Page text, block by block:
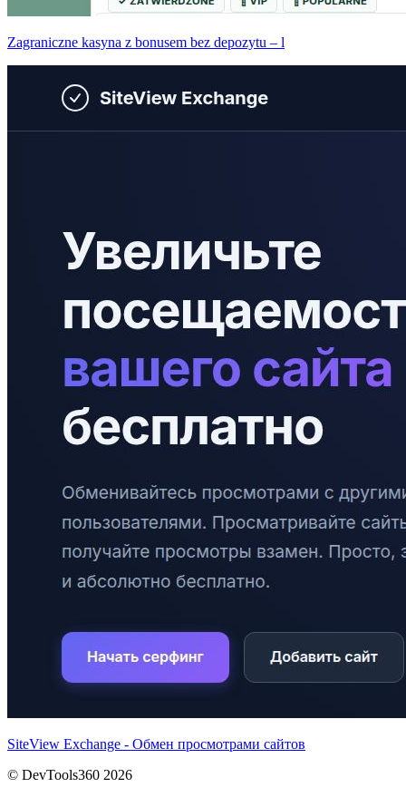
Zagraniczne kasyna z bonusem bez depozytu – l
SiteView Exchange - Обмен просмотрами сайтов
© DevTools360 2026